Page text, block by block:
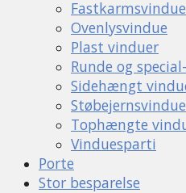
Fastkarmsvindue
Ovenlysvindue
Plast vinduer
Runde og
Sidehængt
Støbejernsvindue
Tophængte
Vinduesparti
Porte
Stor besparelse